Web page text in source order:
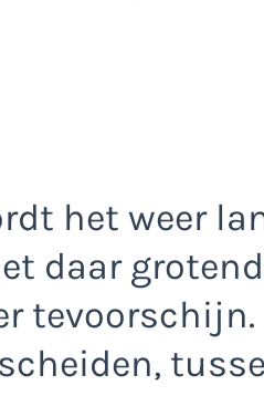
het weer
daar
tevoorschijn.